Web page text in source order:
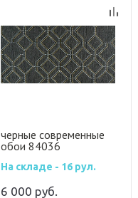
черные современные
обои 84036
На складе - 16 рул.
6 000 руб.